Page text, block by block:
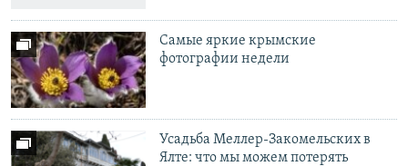
Самые яркие крымские
фотографии недели
Усадьба Меллер-Закомельских в
Ялте: что мы можем потерять